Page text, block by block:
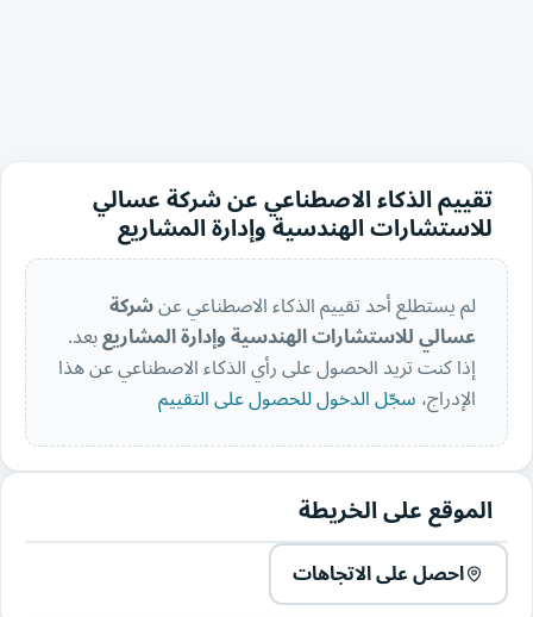
تقييم الذكاء الاصطناعي عن شركة عسالي
للاستشارات الهندسية وإدارة المشاريع
لم يستطلع أحد تقييم الذكاء الاصطناعي عنشركة
عسالي للاستشارات الهندسية وإدارة المشاريعبعد.
إذا كنت تريد الحصول على رأي الذكاء الاصطناعي عن هذا
الإدراج،سجّل الدخول للحصول على التقييم
الموقع على الخريطة
احصل على الاتجاهات